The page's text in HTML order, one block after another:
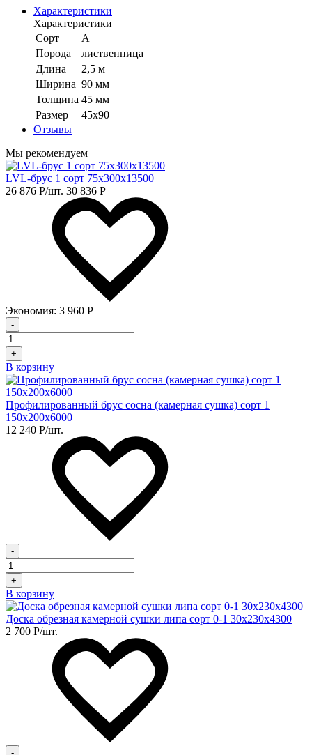
Характеристики
Характеристики
Сорт
А
Порода
лиственница
Длина
2,5 м
Ширина 90 мм
Толщина 45 мм
Размер
45х90
Отзывы
Мы рекомендуем
LVL-брус 1 сорт 75х300х13500
26 876 Р/шт. 30 836 Р
Экономия: 3 960 Р
-
+
В корзину
Профилированный брус сосна (камерная сушка) сорт 1
150х200х6000
12 240 Р/шт.
-
+
В корзину
Доска обрезная камерной сушки липа сорт 0-1 30х230х4300
2 700 Р/шт.
-